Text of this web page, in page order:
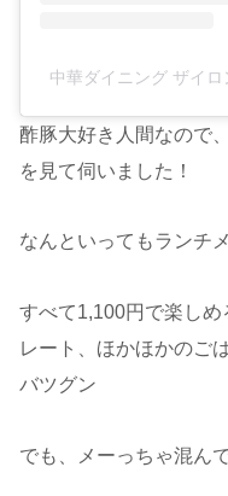
中華ダイニング ザイ
酢豚大好き人間なので
を見て伺いました！
なんといってもランチ
すべて1,100円で楽し
レート、ほかほかのご
バツグン
でも、メーっちゃ混ん